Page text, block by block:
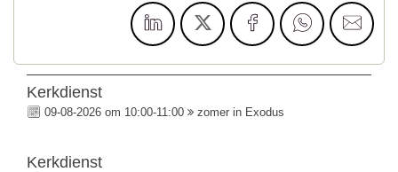
Kerkdienst
09-08-2026 om 10:00-11:00 zomer in Exodus
Kerkdienst